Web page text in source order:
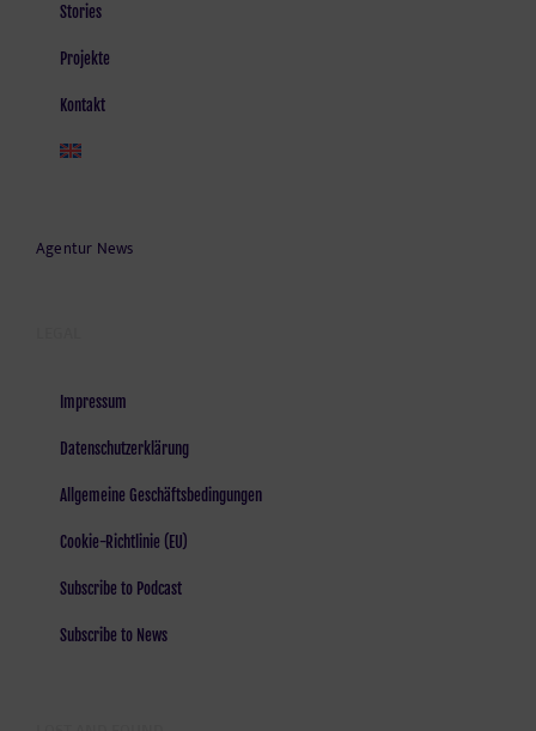
Stories
Projekte
Kontakt
Agentur News
Impressum
Datenschutzerklärung
Allgemeine Geschäftsbedingungen
Cookie-Richtlinie (EU)
Subscribe to Podcast
Subscribe to News